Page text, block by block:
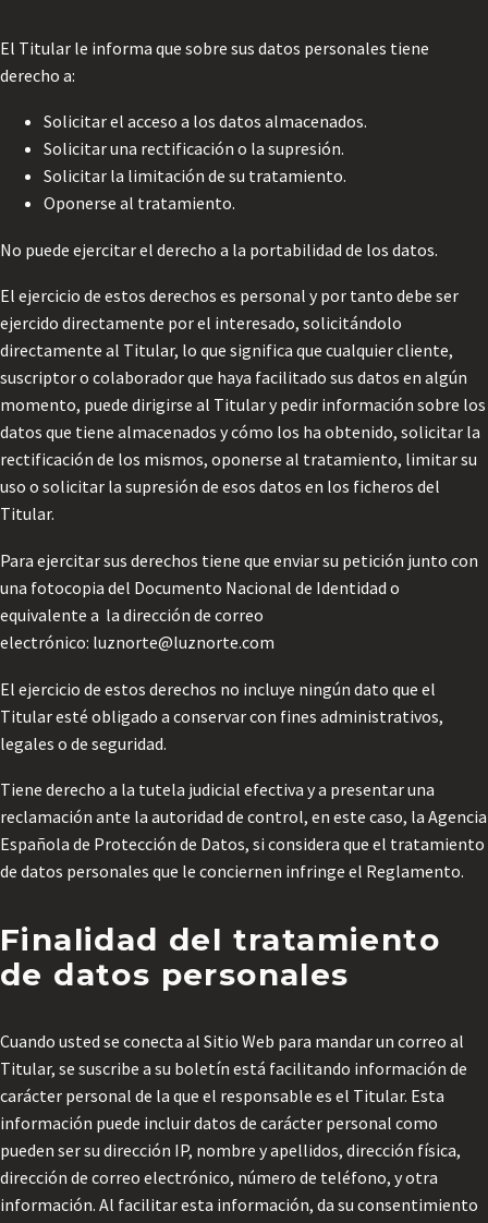
El Titular le informa que sobre sus datos personales tiene
derecho a:
Solicitar el acceso a los datos almacenados.
Solicitar una rectificación o la supresión.
Solicitar la limitación de su tratamiento.
Oponerse al tratamiento.
No puede ejercitar el derecho a la portabilidad de los datos.
El ejercicio de estos derechos es personal y por tanto debe ser
ejercido directamente por el interesado, solicitándolo
directamente al Titular, lo que significa que cualquier cliente,
suscriptor o colaborador que haya facilitado sus datos en algún
momento, puede dirigirse al Titular y pedir información sobre los
datos que tiene almacenados y cómo los ha obtenido, solicitar la
rectificación de los mismos, oponerse al tratamiento, limitar su
uso o solicitar la supresión de esos datos en los ficheros del
Titular.
Para ejercitar sus derechos tiene que enviar su petición junto con
una fotocopia del Documento Nacional de Identidad o
equivalente a la dirección de correo
electrónico: luznorte@luznorte.com
El ejercicio de estos derechos no incluye ningún dato que el
Titular esté obligado a conservar con fines administrativos,
legales o de seguridad.
Tiene derecho a la tutela judicial efectiva y a presentar una
reclamación ante la autoridad de control, en este caso, la Agencia
Española de Protección de Datos, si considera que el tratamiento
de datos personales que le conciernen infringe el Reglamento.
Finalidad del tratamiento
de datos personales
Cuando usted se conecta al Sitio Web para mandar un correo al
Titular, se suscribe a su boletín está facilitando información de
carácter personal de la que el responsable es el Titular. Esta
información puede incluir datos de carácter personal como
pueden ser su dirección IP, nombre y apellidos, dirección física,
dirección de correo electrónico, número de teléfono, y otra
información. Al facilitar esta información, da su consentimiento